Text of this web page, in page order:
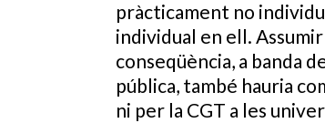
pràcticament no
individual en ell.
conseqüència, a banda
pública, també hauria
ni per la CGT a les